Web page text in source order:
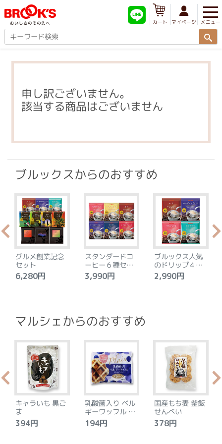
メニュー
マイページ
カート
申し訳ございません。
該当する商品はございません
ブルックスからのおすすめ
グルメ創業記念
セット
6,280円
スタンダードコ
ーヒー６種セッ
ト
3,990円
ブルックス人気
のドリップ４種
セット
2,990円
マルシェからのおすすめ
キャラいも 黒ご
ま
394円
乳酸菌入り ベル
ギーワッフル プ
レーン
194円
国産もち麦 釜飯
せんべい
378円